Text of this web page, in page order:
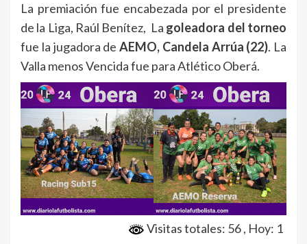
La premiación fue encabezada por el presidente
de la Liga, Raúl Benítez, La goleadora del torneo
fue la jugadora de AEMO, Candela Arrúa (22). La
Valla menos Vencida fue para Atlético Oberá.
Visitas totales: 56, Hoy: 1